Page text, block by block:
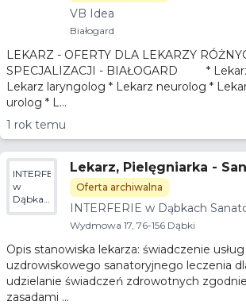
VB Idea
Białogard
LEKARZ - OFERTY DLA LEKARZY
SPECJALIZACJI - BIAŁOGARD * Lekarz ginekolog *
Lekarz laryngolog * Lekarz neurolog * Lekarz okulista * Lekarz
urolog * L...
1 rok temu
INTERFERIE
w
Dąbkach
Sanatorium
Uzdrowiskowe
Lekarz, Pielęgniarka -
Oferta archiwalna
INTERFERIE w Dąbkach
we ARGENTYT
Wydmowa 17, 76-156 Dąbki
Opis stanowiska lekarza: świadczenie usług w zakresie
uzdrowiskowego sanatoryjnego leczenia
udzielanie świadczeń zdrowotnych
zasadami ...